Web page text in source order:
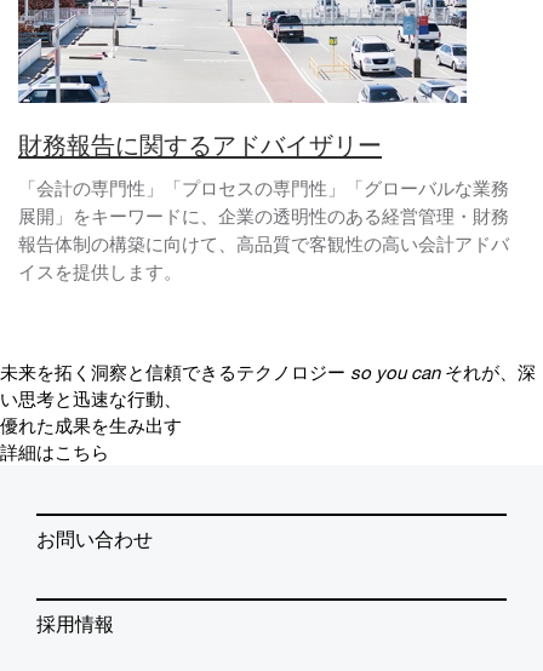
財務報告に関するアドバイザリー
「会計の専門性」「プロセスの専門性」「グローバルな業務
展開」をキーワードに、企業の透明性のある経営管理・財務
報告体制の構築に向けて、高品質で客観性の高い会計アドバ
イスを提供します。
未来を拓く洞察と信頼できるテクノロジー so you can それが、深
い思考と迅速な行動、
優れた成果を生み出す
詳細はこちら
お問い合わせ
採用情報